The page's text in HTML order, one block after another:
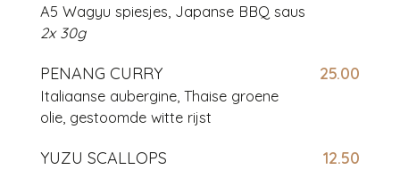
A5 Wagyu spiesjes, Japanse BBQ saus
2x 30g
PENANG CURRY 25.00
Italiaanse aubergine, Thaise groene
olie, gestoomde witte rijst
YUZU SCALLOPS 12.50